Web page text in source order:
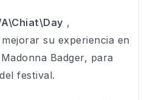
,
su experiencia en
Badger, para
festival.